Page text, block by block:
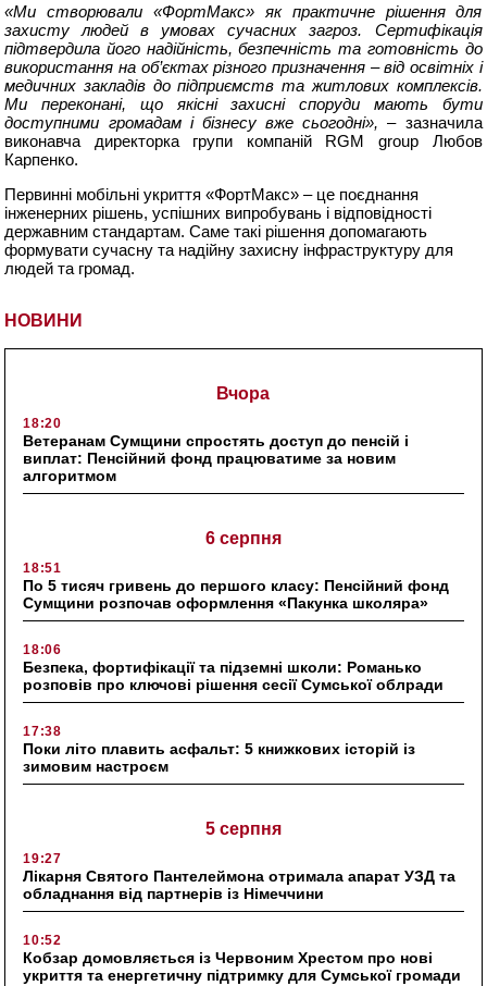
НОВИНИ
Вчора
18:20
Ветеранам Сумщини спростять доступ до пенсій і
виплат: Пенсійний фонд працюватиме за новим
алгоритмом
6 серпня
18:51
По 5 тисяч гривень до першого класу: Пенсійний фонд
Сумщини розпочав оформлення «Пакунка школяра»
18:06
Безпека, фортифікації та підземні школи: Романько
розповів про ключові рішення сесії Сумської облради
17:38
Поки літо плавить асфальт: 5 книжкових історій із
зимовим настроєм
5 серпня
19:27
Лікарня Святого Пантелеймона отримала апарат УЗД та
обладнання від партнерів із Німеччини
10:52
Кобзар домовляється із Червоним Хрестом про нові
укриття та енергетичну підтримку для Сумської громади
«Ми створювали «ФортМакс» як практичне рішення для
захисту людей в умовах сучасних загроз. Сертифікація
підтвердила його надійність, безпечність та готовність до
використання на об’єктах різного призначення – від освітніх і
медичних закладів до підприємств та житлових комплексів.
Ми переконані, що якісні захисні споруди мають бути
доступними громадам і бізнесу вже сьогодні», – зазначила
виконавча директорка групи компаній RGM group Любов
Карпенко.
Первинні мобільні укриття «ФортМакс» – це поєднання
інженерних рішень, успішних випробувань і відповідності
державним стандартам. Саме такі рішення допомагають
формувати сучасну та надійну захисну інфраструктуру для
людей та громад.